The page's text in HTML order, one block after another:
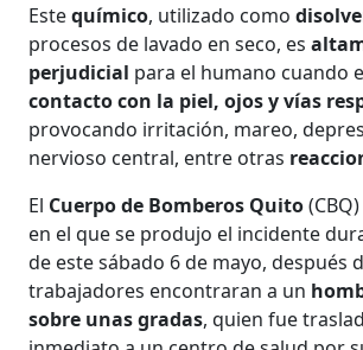
Estequímico, utilizado como
procesos de lavado en seco, es
perjudicial para el humano cuando
contacto con la piel, ojos y vías
provocando irritación, mareo,
nervioso central, entre otras
El Cuerpo de Bomberos Quito
en el que se produjo el incidente
de este sábado 6 de mayo, después
trabajadores encontraran a un
sobre unas gradas, quien fue